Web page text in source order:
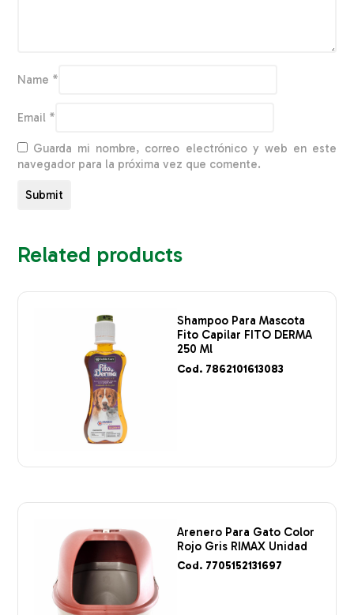
Name *
Email *
Guarda mi nombre, correo electrónico y web en este
navegador para la próxima vez que comente.
Related products
Shampoo Para Mascota
Fito Capilar FITO DERMA
250 Ml
Cod. 7862101613083
Arenero Para Gato Color
Rojo Gris RIMAX Unidad
Cod. 7705152131697